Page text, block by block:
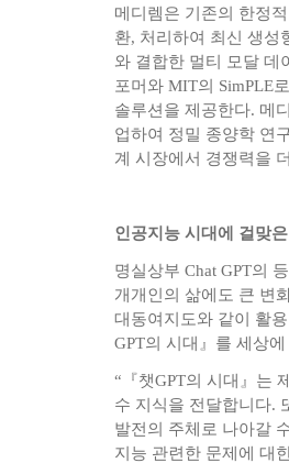
메디렘은 기존의 한정
환, 처리하여 최신 생성
와 결합한 멀티 모달 데
포머와 MIT의 SimPLE
솔루션을 제공한다. 메
업하여 정밀 종양학 연
계 시장에서 경쟁력을
인공지능 시대에 걸맞
명실상부 Chat GPT의
개개인의 삶에도 큰 변
대동여지도와 같이 활
GPT의 시대』를 세상
“『챗GPT의 시대』는
수 지식을 전달합니다.
발전의 주체로 나아갈
지능 관련한 문제에 대